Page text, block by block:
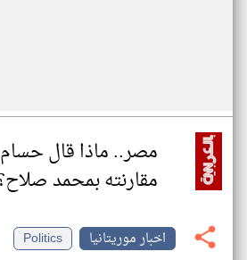
مصر.. ماذا قال
مقارنته بمحمد
اخبار موريتانيا
Politics